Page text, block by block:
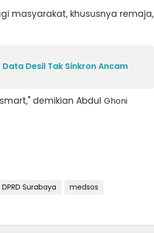
masyarakat, khususnya remaja,
Desil Tak Sinkron Ancam
demikian Abdul Ghoni
Surabaya
medsos